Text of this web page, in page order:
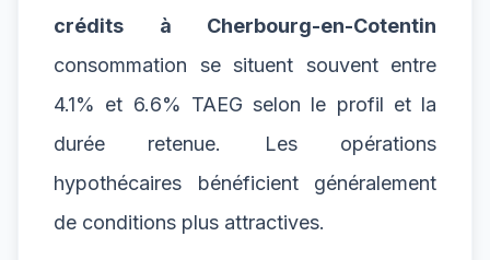
crédits à Cherbourg-en-Cotentin
consommation se situent souvent entre
4.1% et 6.6% TAEG selon le profil et la
durée retenue. Les opérations
hypothécaires bénéficient généralement
de conditions plus attractives.